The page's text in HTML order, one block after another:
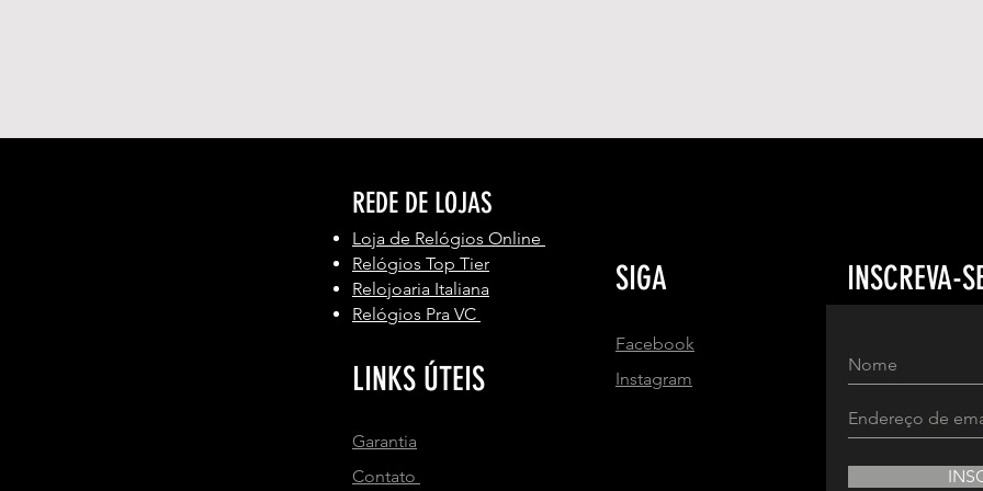
REDE DE LOJAS
Loja de Relógios Online
Relógios Top Tier
Relojoaria Italiana
Relógios Pra VC
LINKS ÚTEIS
Garantia
Contato
SIGA
Facebook
Instagram
INSCREVA-